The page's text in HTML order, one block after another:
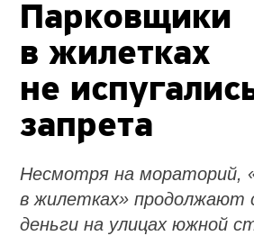
Парковщики
в жилетках
не
запрета
Несмотря на мораторий,
в жилетках» продолжают
деньги на улицах южной